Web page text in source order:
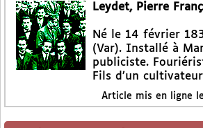
Leydet, Pierre
Né le 14 février
(Var). Installé à
publiciste.
Fils d’un
Article mis en ligne le